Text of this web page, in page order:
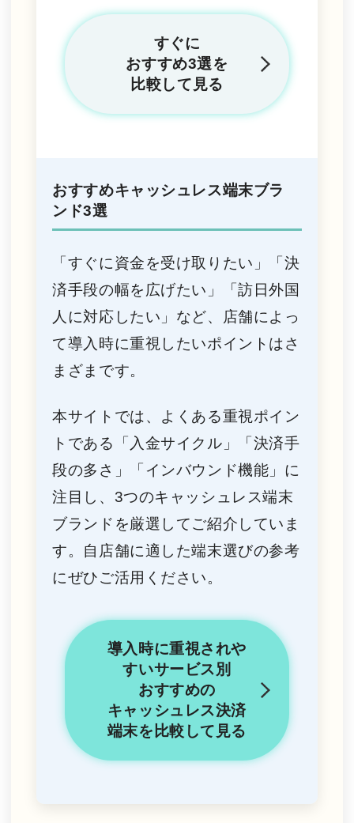
すぐに
おすすめ3選を
比較して見る
おすすめキャッシュレス端末ブラ
ンド3選
「すぐに資金を受け取りたい」「決
済手段の幅を広げたい」「訪日外国
人に対応したい」など、店舗によっ
て導入時に重視したいポイントはさ
まざまです。
本サイトでは、よくある重視ポイン
トである「入金サイクル」「決済手
段の多さ」「インバウンド機能」に
注目し、3つのキャッシュレス端末
ブランドを厳選してご紹介していま
す。自店舗に適した端末選びの参考
にぜひご活用ください。
導入時に重視されや
すいサービス別
おすすめの
キャッシュレス決済
端末を 比較して見る